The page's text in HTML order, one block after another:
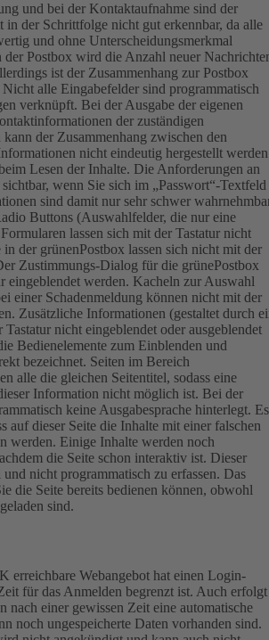
und bei der Kontaktaufnahme sind der
in der Schrittfolge nicht gut erkennbar, da alle
und ohne Unterscheidungsmerkmal
der Postbox wird die Anzahl neuer
ist der Zusammenhang zur Postbox
Nicht alle Eingabefelder sind programmatisch
verknüpft. Bei der Ausgabe der eigenen
der zuständigen
der Zusammenhang zwischen den
nicht eindeutig hergestellt
Lesen der Inhalte. Die Anforderungen an
wenn Sie sich im „Passwort“-Textfeld
sind damit nur sehr schwer
Buttons (Auswahlfelder, die nur eine
lassen sich mit der Tastatur nicht
in der grünenPostbox lassen sich nicht mit der
Zustimmungs-Dialog für die grünePostbox
eingeblendet werden. Kacheln zur Auswahl
einer Schadenmeldung können nicht mit der
Zusätzliche Informationen (gestaltet durch
nicht eingeblendet oder ausgeblendet
Bedienelemente zum Einblenden und
bezeichnet. Seiten im Bereich
alle die gleichen Seitentitel, sodass eine
Information nicht möglich ist. Bei der
keine Ausgabesprache hinterlegt. Es
auf dieser Seite die Inhalte mit einer falschen
werden. Einige Inhalte werden noch
die Seite schon interaktiv ist. Dieser
nicht programmatisch zu erfassen. Das
die Seite bereits bedienen können, obwohl
sind.
erreichbare Webangebot hat einen Login-
für das Anmelden begrenzt ist. Auch erfolgt
nach einer gewissen Zeit eine automatische
noch ungespeicherte Daten vorhanden sind.